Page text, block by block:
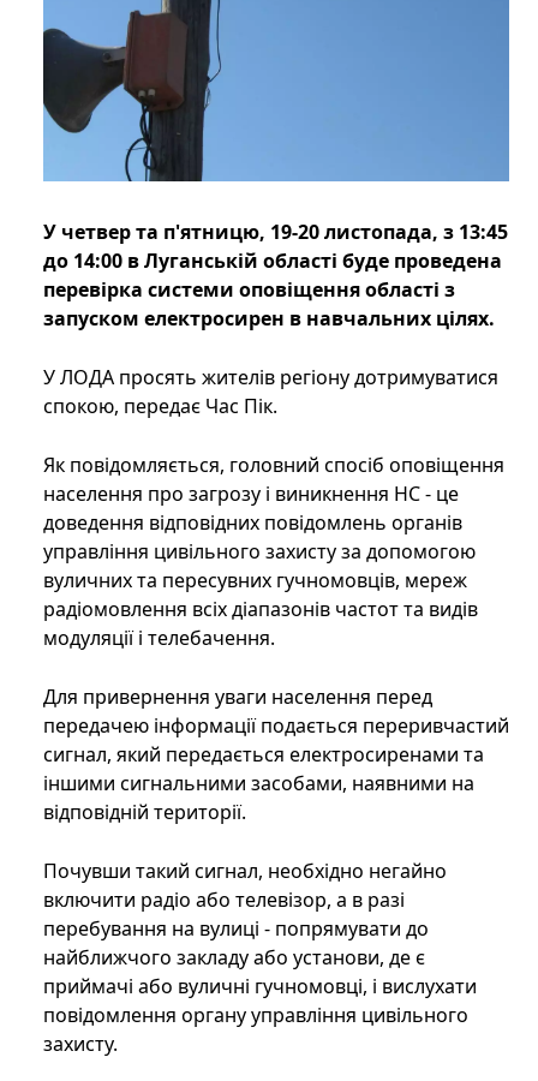
У четвер та п'ятницю, 19-20 листопада, з 13:45
до 14:00 в Луганській області буде проведена
перевірка системи оповіщення області з
запуском електросирен в навчальних цілях.
У ЛОДА просять жителів регіону дотримуватися
спокою, передає Час Пік.
Як повідомляється, головний спосіб оповіщення
населення про загрозу і виникнення НС - це
доведення відповідних повідомлень органів
управління цивільного захисту за допомогою
вуличних та пересувних гучномовців, мереж
радіомовлення всіх діапазонів частот та видів
модуляції і телебачення.
Для привернення уваги населення перед
передачею інформації подається переривчастий
сигнал, який передається електросиренами та
іншими сигнальними засобами, наявними на
відповідній території.
Почувши такий сигнал, необхідно негайно
включити радіо або телевізор, а в разі
перебування на вулиці - попрямувати до
найближчого закладу або установи, де є
приймачі або вуличні гучномовці, і вислухати
повідомлення органу управління цивільного
захисту.